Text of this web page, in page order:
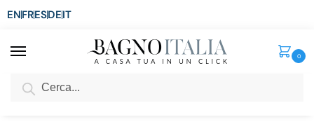
ENFRESDEIT
0
SCONTO del 3%